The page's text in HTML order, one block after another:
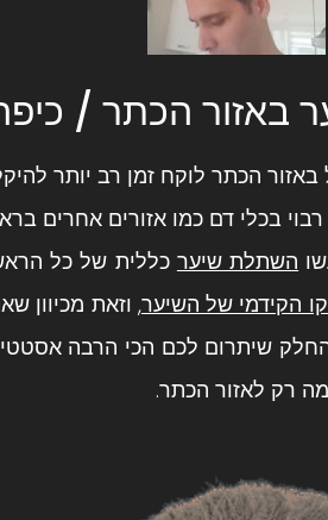
באזור הכתר /
הכתר לוקח זמן רב יותר
רבוי בכלי דם כמו אזורים אחרים
השתלת שיער כללית של כל
הקידמי של השיער, וזאת מכיוון
שיתרום לכם הכי הרבה
רק לאזור הכתר.